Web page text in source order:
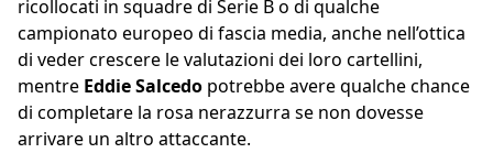
ricollocati in squadre di Serie B o di qualche
campionato europeo di fascia media, anche nell’ottica
di veder crescere le valutazioni dei loro cartellini,
mentre Eddie Salcedo potrebbe avere qualche chance
di completare la rosa nerazzurra se non dovesse
arrivare un altro attaccante.